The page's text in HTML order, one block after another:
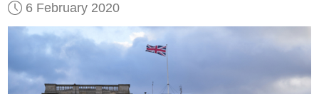
6 February 2020